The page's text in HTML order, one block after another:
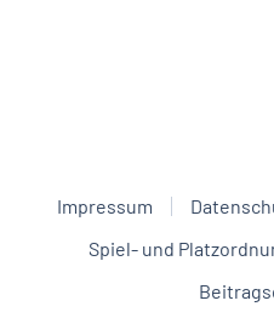
Impressum
Spiel- und